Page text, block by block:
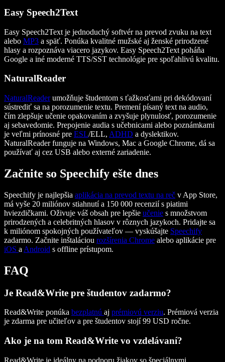
Easy Speech2Text
Easy Speech2Text je jednoduchý softvér na prevod zvuku na text
alebo MP3 a späť. Ponúka kvalitné mužské aj ženské prirodzené
hlasy a rozpoznáva viacero jazykov. Easy Speech2Text poháňa
Google a iné moderné TTS/SST technológie pre spoľahlivú kvalitu.
NaturalReader
NaturalReaderumožňuje študentom s ťažkosťami pri dekódovaní
sústrediť sa na porozumenie textu. Premení písaný text na audio,
čím zlepšuje učenie opakovaním a zvyšuje plynulosť, porozumenie
aj sebavedomie. Prepojenie audia s učebnicami alebo poznámkami
je veľmi prínosné pre ESL/ELL, ADHD a dyslektikov.
NaturalReader funguje na Windows, Mac a Google Chrome, dá sa
používať aj cez USB alebo externé zariadenie.
Začnite so Speechify ešte dnes
Speechify je najlepšia aplikácia na prevod textu na reč v App Store,
má vyše 20 miliónov stiahnutí a 150 000 recenzií s piatimi
hviezdičkami. Oživuje váš obsah pre lepšie učenie s množstvom
prirodzených a celebritných hlasov v rôznych jazykoch. Pridajte sa
k miliónom spokojných používateľov — vyskúšajte Speechify
zadarmo. Začnite inštaláciou rozšírenia Chrome alebo aplikácie pre
iOS a Android s offline prístupom.
FAQ
Je Read&Write pre študentov zadarmo?
Read&Write ponúka bezplatnú aj prémiovú verziu. Prémiová verzia
je zdarma pre učiteľov a pre študentov stojí 99 USD ročne.
Ako je na tom Read&Write vo vzdelávaní?
Read&Write je ideálny na podporu žiakov so špeciálnymi